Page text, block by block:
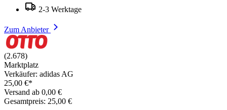
2-3 Werktage
Zum Anbieter
(2.678)
Marktplatz
Verkäufer: adidas AG
25,00 €*
Versand ab 0,00 €
Gesamtpreis: 25,00 €